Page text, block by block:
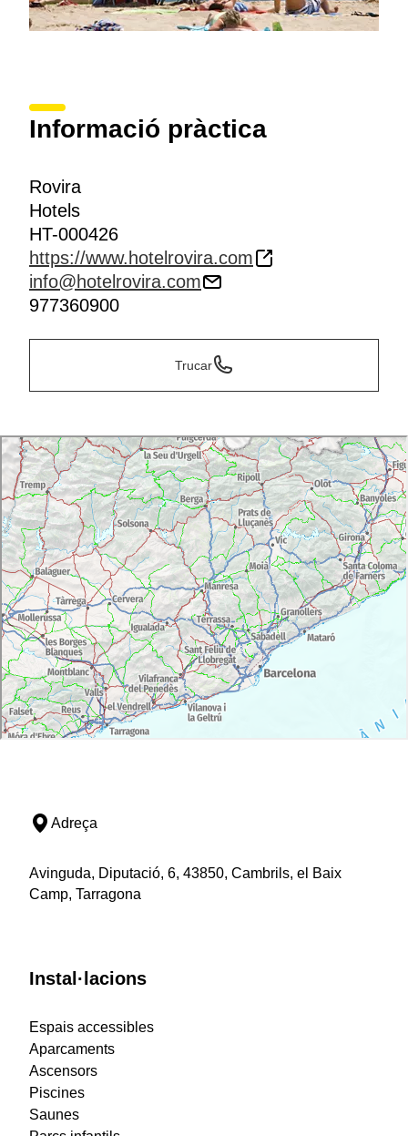
Informació pràctica
Rovira
Hotels
HT-000426
https://www.hotelrovira.com
info@hotelrovira.com
977360900
Trucar
Adreça
Avinguda, Diputació, 6, 43850, Cambrils, el Baix
Camp, Tarragona
Instal·lacions
Espais accessibles
Aparcaments
Ascensors
Piscines
Saunes